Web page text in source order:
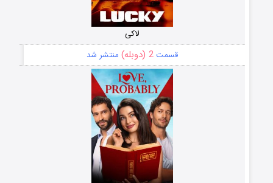
لاکی
قسمت2 (دوبله) منتشر شد